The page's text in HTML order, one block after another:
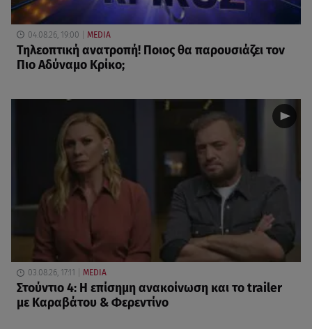
04.08.26, 19:00 MEDIA
Τηλεοπτική ανατροπή! Ποιος θα παρουσιάζει τον
Πιο Αδύναμο Κρίκο;
03.08.26, 17:11 MEDIA
Στούντιο 4: Η επίσημη ανακοίνωση και το trailer
με Καραβάτου & Φερεντίνο